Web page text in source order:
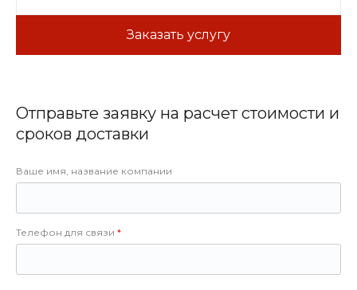
Заказать услугу
Отправьте заявку на расчет стоимости и
сроков доставки
Ваше имя, название компании
Телефон для связи